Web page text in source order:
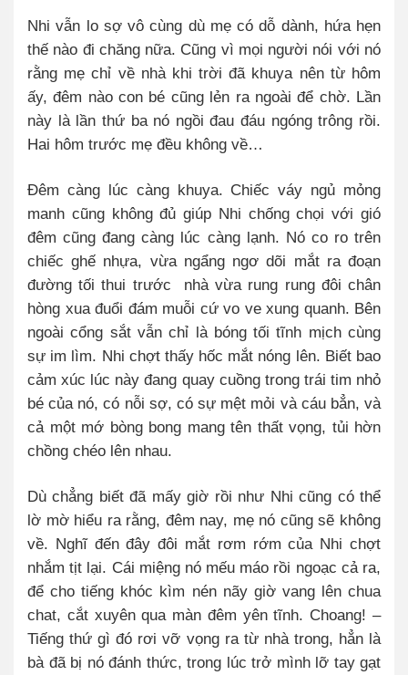
Nhi vẫn lo sợ vô cùng dù mẹ có dỗ dành, hứa hẹn
thế nào đi chăng nữa. Cũng vì mọi người nói với nó
rằng mẹ chỉ về nhà khi trời đã khuya nên từ hôm
ấy, đêm nào con bé cũng lẻn ra ngoài để chờ. Lần
này là lần thứ ba nó ngồi đau đáu ngóng trông rồi.
Hai hôm trước mẹ đều không về…
Đêm càng lúc càng khuya. Chiếc váy ngủ mỏng
manh cũng không đủ giúp Nhi chống chọi với gió
đêm cũng đang càng lúc càng lạnh. Nó co ro trên
chiếc ghế nhựa, vừa ngẩng ngơ dõi mắt ra đoạn
đường tối thui trước
nhà vừa rung rung đôi chân
hòng xua đuổi đám muỗi cứ vo ve xung quanh. Bên
ngoài cổng sắt vẫn chỉ là bóng tối tĩnh mịch cùng
sự im lìm. Nhi chợt thấy hốc mắt nóng lên. Biết bao
cảm xúc lúc này đang quay cuồng trong trái tim nhỏ
bé của nó, có nỗi sợ, có sự mệt mỏi và cáu bẳn, và
cả một mớ bòng bong mang tên thất vọng, tủi hờn
chồng chéo lên nhau.
Dù chẳng biết đã mấy giờ rồi như Nhi cũng có thể
lờ mờ hiểu ra rằng, đêm nay, mẹ nó cũng sẽ không
về. Nghĩ đến đây đôi mắt rơm rớm của Nhi chợt
nhắm tịt lại. Cái miệng nó mếu máo rồi ngoạc cả ra,
để cho tiếng khóc kìm nén nãy giờ vang lên chua
chat, cắt xuyên qua màn đêm yên tĩnh. Choang! –
Tiếng thứ gì đó rơi vỡ vọng ra từ nhà trong, hẳn là
bà đã bị nó đánh thức, trong lúc trở mình lỡ tay gạt